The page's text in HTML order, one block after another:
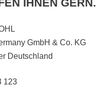
IHNEN GERN.
GmbH & Co. KG
Deutschland
123